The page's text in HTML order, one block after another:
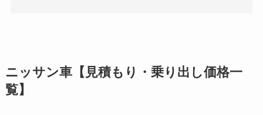
ニッサン車【見積もり・乗り出し価格一
覧】